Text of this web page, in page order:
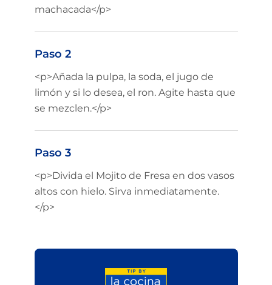
machacada</p>
Paso 2
<p>Añada la pulpa, la soda, el jugo de
limón y si lo desea, el ron. Agite hasta que
se mezclen.</p>
Paso 3
<p>Divida el Mojito de Fresa en dos vasos
altos con hielo. Sirva inmediatamente.
</p>